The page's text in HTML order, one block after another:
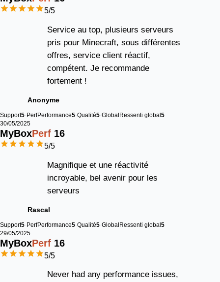
5/5
Service au top, plusieurs serveurs
pris pour Minecraft, sous différentes
offres, service client réactif,
compétent. Je recommande
fortement !
Anonyme
Support5 PerfPerformance5 Qualité5 Global Ressenti global 5
30/05/2025
MyBoxPerf 16
5/5
Magnifique et une réactivité
incroyable, bel avenir pour les
serveurs
Rascal
Support5 PerfPerformance5 Qualité5 GlobalRessenti global5
29/05/2025
MyBoxPerf 16
5/5
Never had any performance issues,